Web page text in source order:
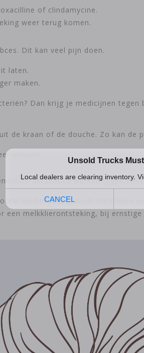
of clindamycine.
weer terug komen.
Dit kan veel pijn doen.
laten.
maken.
Dan krijg je medicijnen
de kraan of de douche. Zo kan de
uitkomt.
antibiotica werken tegen
huidinfecties, zoals ontstoken
een melkklierontsteking, bij